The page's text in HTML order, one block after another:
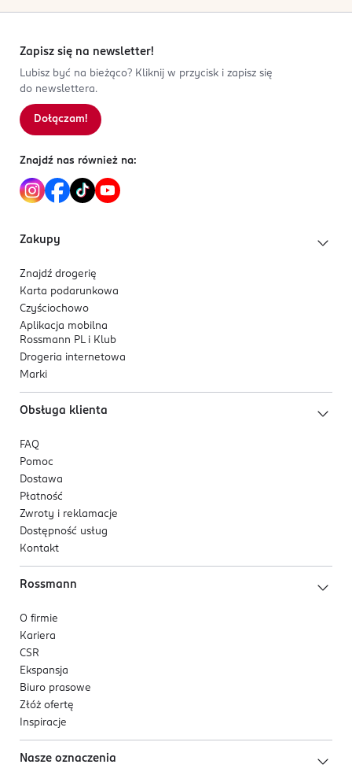
Zapisz się na newsletter!
Lubisz być na bieżąco? Kliknij w przycisk i zapisz się
do newslettera.
Dołączam!
Znajdź nas również na:
Zakupy
Znajdź drogerię
Karta podarunkowa
Czyściochowo
Aplikacja mobilna
Rossmann PL i Klub
Drogeria internetowa
Marki
Obsługa klienta
FAQ
Pomoc
Dostawa
Płatność
Zwroty i reklamacje
Dostępność usług
Kontakt
Rossmann
O firmie
Kariera
CSR
Ekspansja
Biuro prasowe
Złóż ofertę
Inspiracje
Nasze oznaczenia